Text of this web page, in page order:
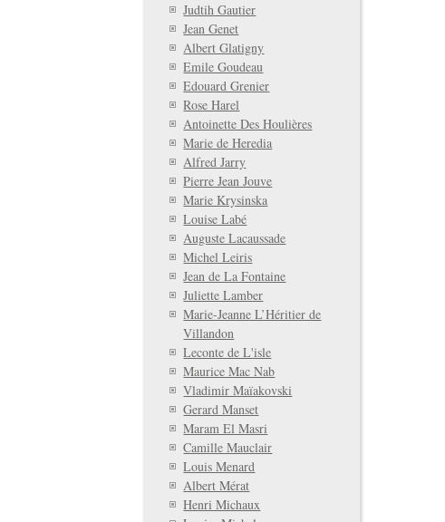
Judtih Gautier
Jean Genet
Albert Glatigny
Emile Goudeau
Edouard Grenier
Rose Harel
Antoinette Des Houlières
Marie de Heredia
Alfred Jarry
Pierre Jean Jouve
Marie Krysinska
Louise Labé
Auguste Lacaussade
Michel Leiris
Jean de La Fontaine
Juliette Lamber
Marie-Jeanne L’Héritier de
Villandon
Leconte de L'isle
Maurice Mac Nab
Vladimir Maïakovski
Gerard Manset
Maram El Masri
Camille Mauclair
Louis Menard
Albert Mérat
Henri Michaux